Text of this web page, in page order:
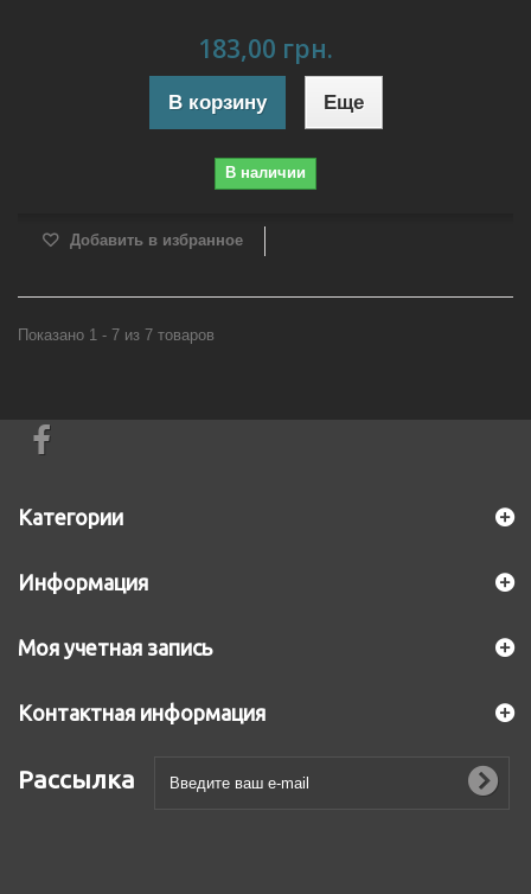
183,00 грн.
В корзину Еще
В наличии
Добавить в избранное
Показано 1 - 7 из 7 товаров
Категории
Информация
Моя учетная запись
Контактная информация
Рассылка